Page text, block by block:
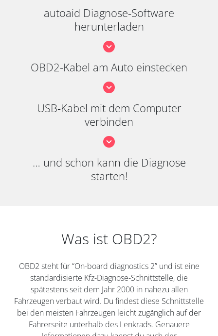
autoaid Diagnose-Software
herunterladen
OBD2-Kabel am Auto einstecken
USB-Kabel mit dem Computer
verbinden
… und schon kann die Diagnose
starten!
Was ist OBD2?
OBD2 steht für “On-board diagnostics 2” und ist eine
standardisierte Kfz-Diagnose-Schnittstelle, die
spätestens seit dem Jahr 2000 in nahezu allen
Fahrzeugen verbaut wird. Du findest diese Schnittstelle
bei den meisten Fahrzeugen leicht zugänglich auf der
Fahrerseite unterhalb des Lenkrads. Genauere